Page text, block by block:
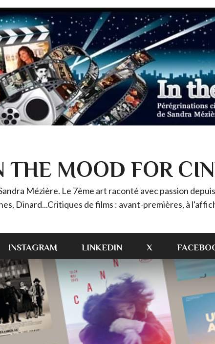
THE MOOD FOR
Mézière. Le 7ème art raconté avec passion
Dinard...Critiques de films : avant-premières, à
INSTAGRAM LINKEDIN X